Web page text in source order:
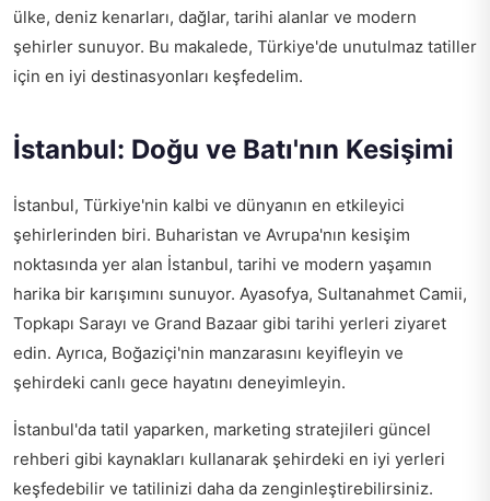
ülke, deniz kenarları, dağlar, tarihi alanlar ve modern
şehirler sunuyor. Bu makalede, Türkiye'de unutulmaz tatiller
için en iyi destinasyonları keşfedelim.
İstanbul: Doğu ve Batı'nın Kesişimi
İstanbul, Türkiye'nin kalbi ve dünyanın en etkileyici
şehirlerinden biri. Buharistan ve Avrupa'nın kesişim
noktasında yer alan İstanbul, tarihi ve modern yaşamın
harika bir karışımını sunuyor. Ayasofya, Sultanahmet Camii,
Topkapı Sarayı ve Grand Bazaar gibi tarihi yerleri ziyaret
edin. Ayrıca, Boğaziçi'nin manzarasını keyifleyin ve
şehirdeki canlı gece hayatını deneyimleyin.
İstanbul'da tatil yaparken, marketing stratejileri güncel
rehberi gibi kaynakları kullanarak şehirdeki en iyi yerleri
keşfedebilir ve tatilinizi daha da zenginleştirebilirsiniz.